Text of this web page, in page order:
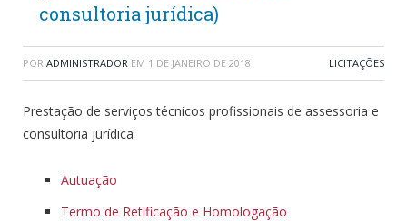
consultoria jurídica)
POR ADMINISTRADOR EM 1 DE JANEIRO DE 2018 LICITAÇÕES
Prestação de serviços técnicos profissionais de assessoria e
consultoria jurídica
Autuação
Termo de Retificação e Homologação